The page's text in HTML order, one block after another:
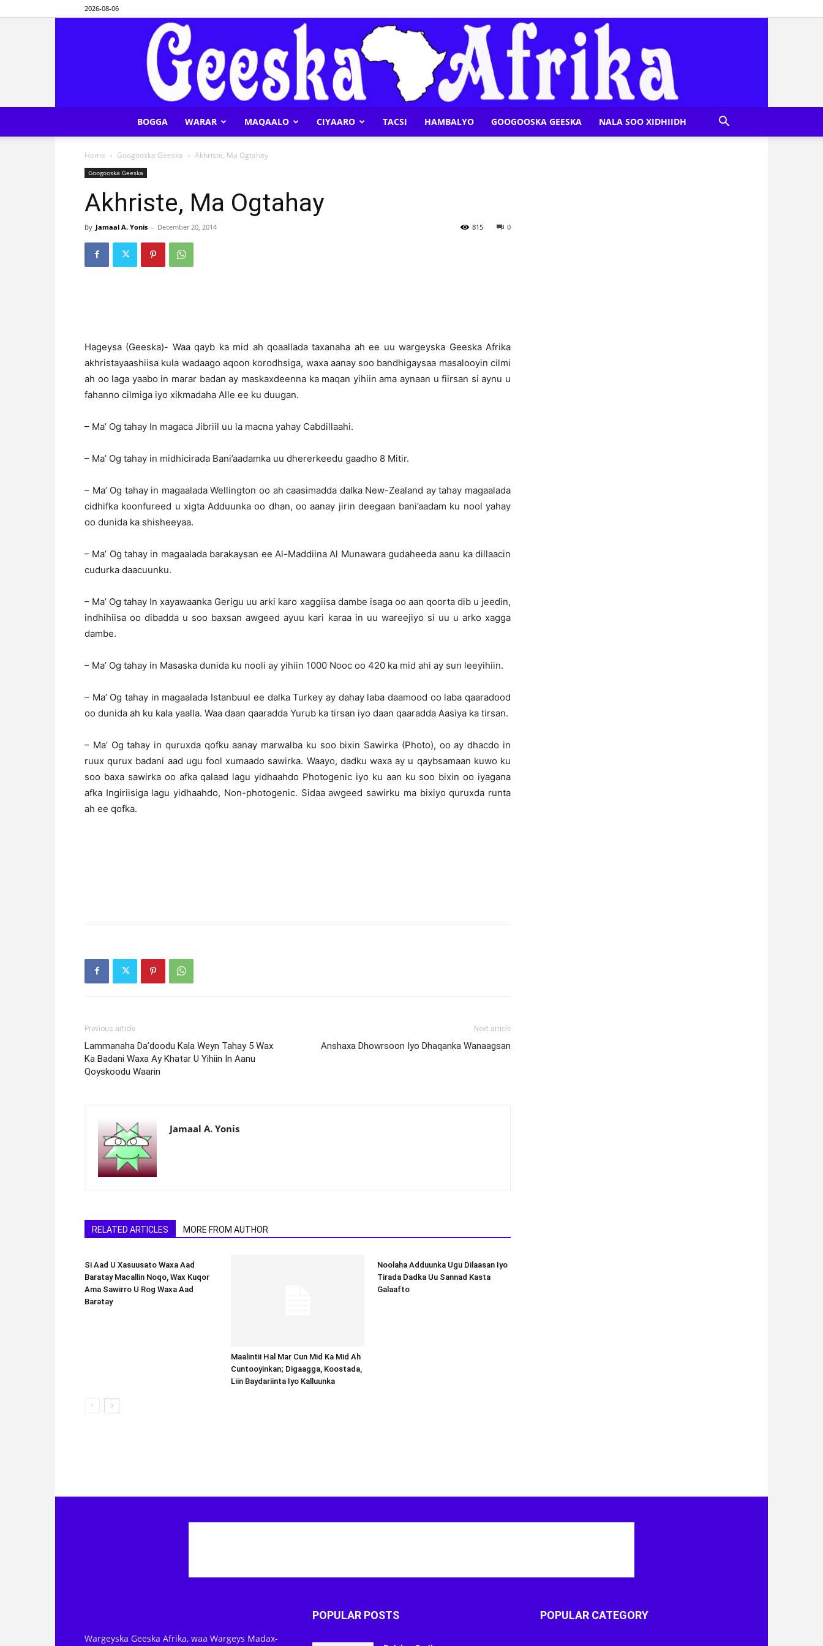
2026-08-06
BOGGA WARAR MAQAALO CIYAARO TACSI HAMBALYO GOOGOOSKA GEESKA NALA SOO XIDHIIDH
Home Googooska Geeska Akhriste, Ma Ogtahay
Googooska Geeska
Akhriste, Ma Ogtahay
By Jamaal A. Yonis - December 20, 2014 0
815
Hageysa (Geeska)- Waa qayb ka mid ah qoaallada taxanaha ah ee uu wargeyska Geeska Afrika
akhristayaashiisa kula wadaago aqoon korodhsiga, waxa aanay soo bandhigaysaa masalooyin cilmi
ah oo laga yaabo in marar badan ay maskaxdeenna ka maqan yihiin ama aynaan u fiirsan si aynu u
fahanno cilmiga iyo xikmadaha Alle ee ku duugan.
– Ma’ Og tahay In magaca Jibriil uu la macna yahay Cabdillaahi.
– Ma’ Og tahay in midhicirada Bani’aadamka uu dhererkeedu gaadho 8 Mitir.
– Ma’ Og tahay in magaalada Wellington oo ah caasimadda dalka New-Zealand ay tahay magaalada
cidhifka koonfureed u xigta Adduunka oo dhan, oo aanay jirin deegaan bani’aadam ku nool yahay
oo dunida ka shisheeyaa.
– Ma’ Og tahay in magaalada barakaysan ee Al-Maddiina Al Munawara gudaheeda aanu ka dillaacin
cudurka daacuunku.
– Ma’ Og tahay In xayawaanka Gerigu uu arki karo xaggiisa dambe isaga oo aan qoorta dib u jeedin,
indhihiisa oo dibadda u soo baxsan awgeed ayuu kari karaa in uu wareejiyo si uu u arko xagga
dambe.
– Ma’ Og tahay in Masaska dunida ku nooli ay yihiin 1000 Nooc oo 420 ka mid ahi ay sun leeyihiin.
– Ma’ Og tahay in magaalada Istanbuul ee dalka Turkey ay dahay laba daamood oo laba qaaradood
oo dunida ah ku kala yaalla. Waa daan qaaradda Yurub ka tirsan iyo daan qaaradda Aasiya ka tirsan.
– Ma’ Og tahay in quruxda qofku aanay marwalba ku soo bixin Sawirka (Photo), oo ay dhacdo in
ruux qurux badani aad ugu fool xumaado sawirka. Waayo, dadku waxa ay u qaybsamaan kuwo ku
soo baxa sawirka oo afka qalaad lagu yidhaahdo Photogenic iyo ku aan ku soo bixin oo iyagana
afka Ingiriisiga lagu yidhaahdo, Non-photogenic. Sidaa awgeed sawirku ma bixiyo quruxda runta
ah ee qofka.
Previous article
Lammanaha Da’doodu Kala Weyn Tahay 5 Wax
Ka Badani Waxa Ay Khatar U Yihiin In Aanu
Qoyskoodu Waarin
Next article
Anshaxa Dhowrsoon Iyo Dhaqanka Wanaagsan
Jamaal A. Yonis
RELATED ARTICLES MORE FROM AUTHOR
Si Aad U Xasuusato Waxa Aad
Baratay Macallin Noqo, Wax Kuqor
Ama Sawirro U Rog Waxa Aad
Baratay
Maalintii Hal Mar Cun Mid Ka Mid Ah
Cuntooyinkan; Digaagga, Koostada,
Liin Baydariinta Iyo Kalluunka
Noolaha Adduunka Ugu Dilaasan Iyo
Tirada Dadka Uu Sannad Kasta
Galaafto
Wargeyska Geeska Afrika, waa Wargeys Madax-
POPULAR POSTS POPULAR CATEGORY